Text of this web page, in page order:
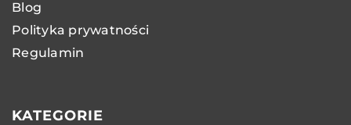
Blog
Polityka prywatności
Regulamin
KATEGORIE